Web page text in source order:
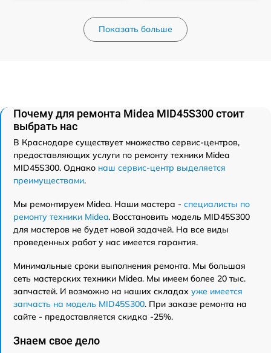
Показать больше
Почему для ремонта Midea MID45S300 стоит
выбрать нас
В Краснодаре существует множество сервис-центров,
предоставляющих услуги по ремонту техники Midea
MID45S300. Однако наш сервис-центр выделяется
преимуществами.
Мы ремонтируем Midea. Наши мастера - специалисты по
ремонту техники Midea. Восстановить модель MID45S300
для мастеров не будет новой задачей. На все виды
проведенных работ у нас имеется гарантия.
Минимальные сроки выполнения ремонта. Мы большая
сеть мастерских техники Midea. Мы имеем более 20 тыс.
запчастей. И возможно на наших складах уже имеется
запчасть на модель MID45S300. При заказе ремонта на
сайте - предоставляется скидка -25%.
Знаем свое дело